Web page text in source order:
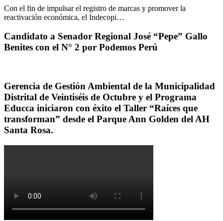
Con el fin de impulsar el registro de marcas y promover la
reactivación económica, el Indecopi…
Candidato a Senador Regional José “Pepe” Gallo
Benites con el N° 2 por Podemos Perú
Gerencia de Gestión Ambiental de la Municipalidad
Distrital de Veintiséis de Octubre y el Programa
Educca iniciaron con éxito el Taller “Raíces que
transforman” desde el Parque Ann Golden del AH
Santa Rosa.